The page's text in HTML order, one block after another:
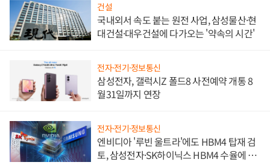
건설
국내외서 속도 붙는 원전 사업, 삼성물산·현
대건설·대우건설에 다가오는 '약속의 시간'
전자·전기·정보통신
삼성전자, 갤럭시Z 폴드8 사전예약 개통 8
월31일까지 연장
전자·전기·정보통신
엔비디아 '루빈 울트라'에도 HBM4 탑재 검
토, 삼성전자·SK하이닉스 HBM4 수율에 주